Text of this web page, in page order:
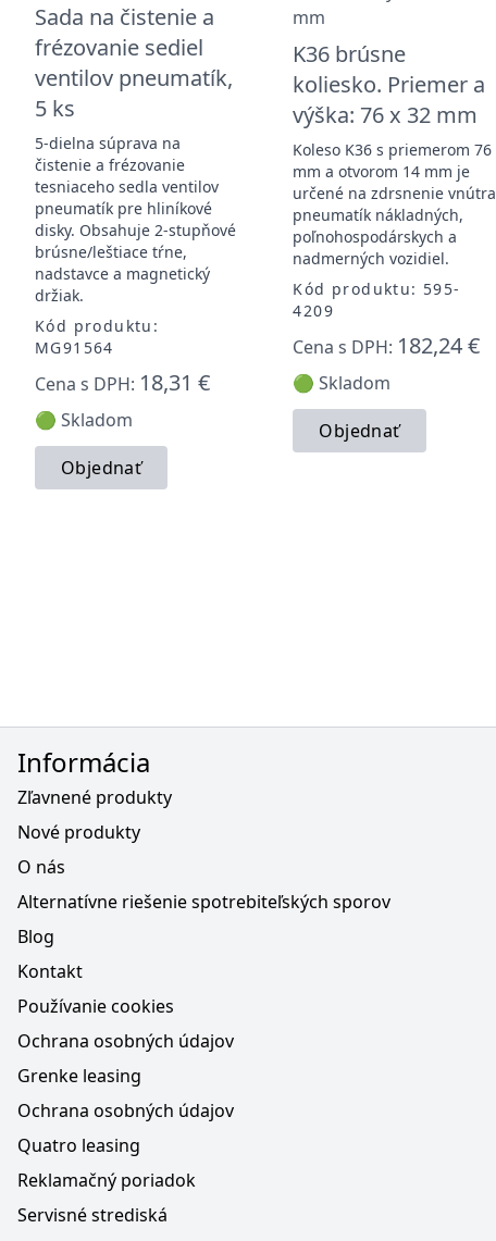
Sada na čistenie a
frézovanie sediel
ventilov pneumatík,
5 ks
5-dielna súprava na
čistenie a frézovanie
tesniaceho sedla ventilov
pneumatík pre hliníkové
disky. Obsahuje 2-stupňové
brúsne/leštiace tŕne,
nadstavce a magnetický
držiak.
Kód produktu:
MG91564
Cena s DPH: 18,31 €
🟢 Skladom
Objednať
K36 brúsne
koliesko. Priemer a
výška: 76 x 32 mm
Koleso K36 s priemerom 76
mm a otvorom 14 mm je
určené na zdrsnenie vnútra
pneumatík nákladných,
poľnohospodárskych a
nadmerných vozidiel.
Kód produktu: 595-
4209
Cena s DPH: 182,24 €
🟢 Skladom
Objednať
Informácia
Zľavnené produkty
Nové produkty
O nás
Alternatívne riešenie spotrebiteľských sporov
Blog
Kontakt
Používanie cookies
Ochrana osobných údajov
Grenke leasing
Ochrana osobných údajov
Quatro leasing
Reklamačný poriadok
Servisné strediská